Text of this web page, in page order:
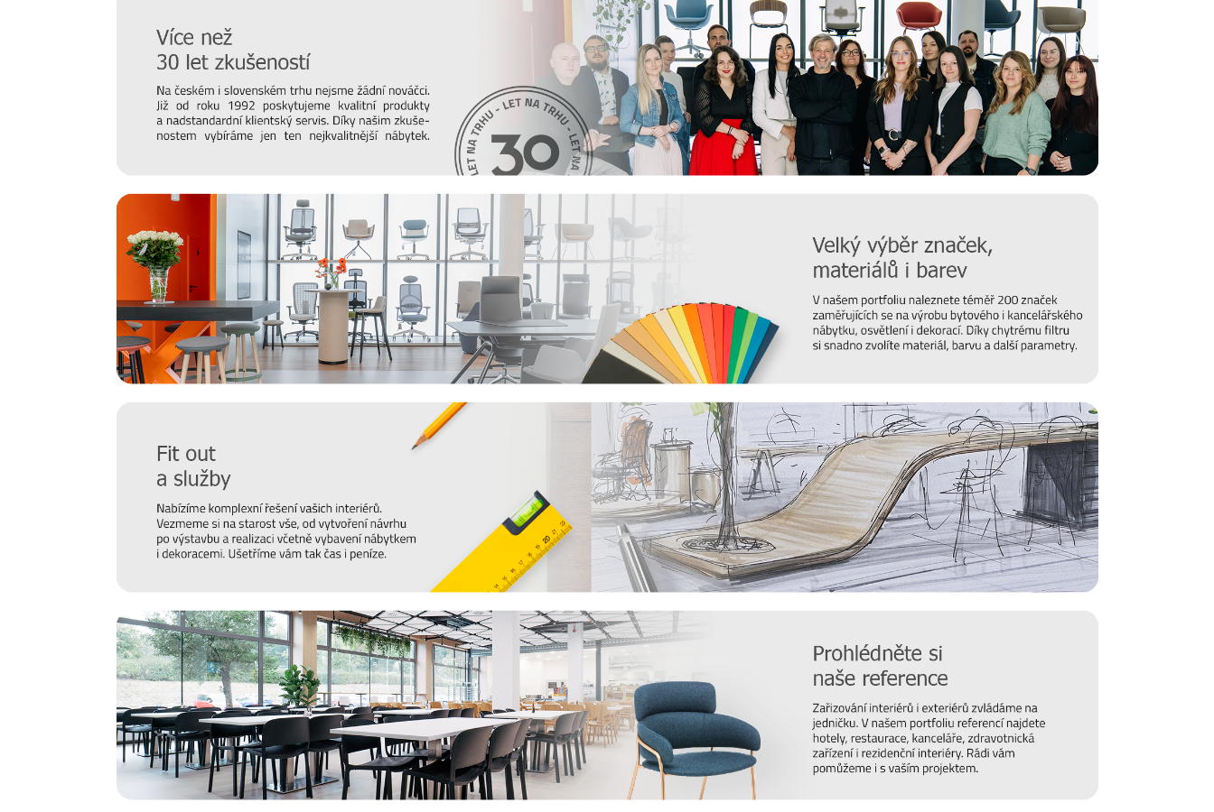
Hledáte inspiraci do nového domova a potřebujete poradit, jak vybrat židli, stůl, postel nebo třeba
matraci? Nebo vás zajímají trendy v bydlení a chcete mít vždy ty nejčerstvější informace. Pak sledujte
magazín Alaxmag, ve kterém najdete každý den novou dávku inspirace.